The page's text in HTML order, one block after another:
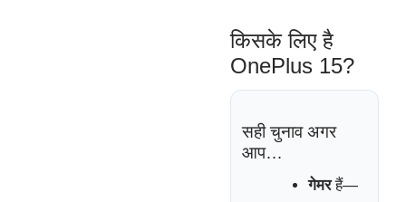
किसके लिए है
OnePlus 15?
सही चुनाव अगर
आप…
गेमरहैं—